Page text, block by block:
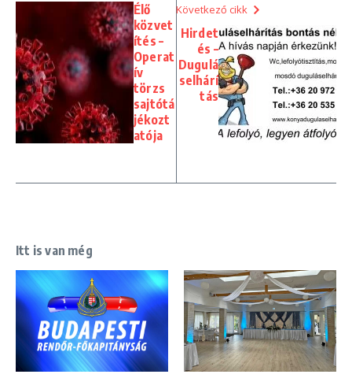
Élő
közvet
ítés –
Operat
ív
törzs
sajtótá
jékozt
atója
Következő cikk
Hirdet
és –
Dugulá
selhárí
tás
Itt is van még